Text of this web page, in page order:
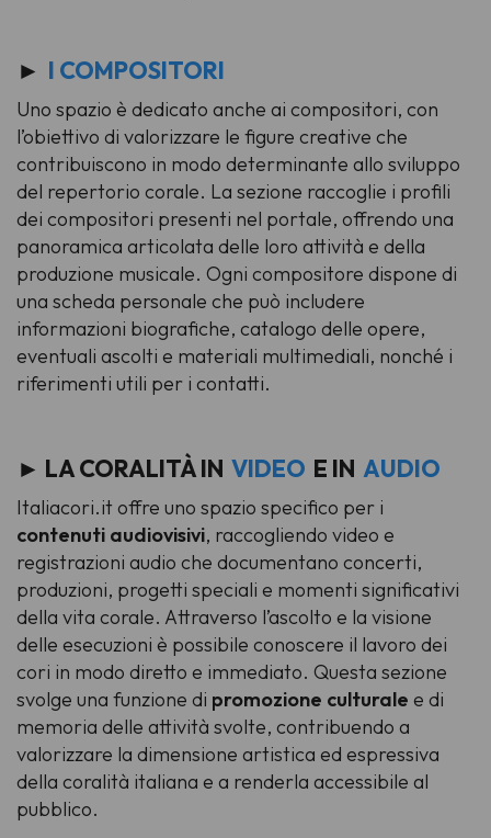
► I COMPOSITORI
Uno spazio è dedicato anche ai compositori, con
l’obiettivo di valorizzare le figure creative che
contribuiscono in modo determinante allo sviluppo
del repertorio corale. La sezione raccoglie i profili
dei compositori presenti nel portale, offrendo una
panoramica articolata delle loro attività e della
produzione musicale. Ogni compositore dispone di
una scheda personale che può includere
informazioni biografiche, catalogo delle opere,
eventuali ascolti e materiali multimediali, nonché i
riferimenti utili per i contatti.
► LA CORALITÀ IN VIDEO E IN AUDIO
Italiacori.it offre uno spazio specifico per i
contenuti audiovisivi, raccogliendo video e
registrazioni audio che documentano concerti,
produzioni, progetti speciali e momenti significativi
della vita corale. Attraverso l’ascolto e la visione
delle esecuzioni è possibile conoscere il lavoro dei
cori in modo diretto e immediato. Questa sezione
svolge una funzione di promozione culturale e di
memoria delle attività svolte, contribuendo a
valorizzare la dimensione artistica ed espressiva
della coralità italiana e a renderla accessibile al
pubblico.